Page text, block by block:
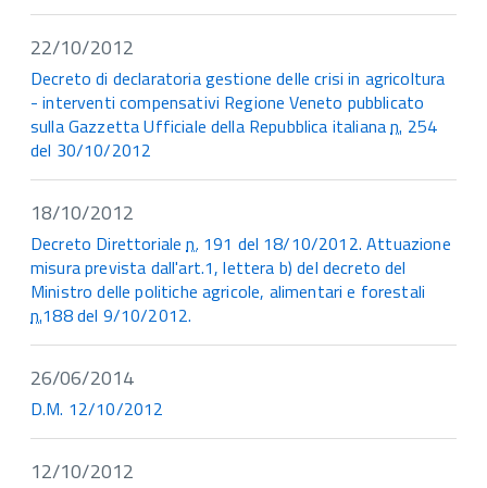
22/10/2012
Decreto di declaratoria gestione delle crisi in agricoltura
- interventi compensativi Regione Veneto pubblicato
sulla Gazzetta Ufficiale della Repubblica italianan. 254
del 30/10/2012
18/10/2012
Decreto Direttorialen. 191 del 18/10/2012. Attuazione
misura prevista dall'art.1, lettera b) del decreto del
Ministro delle politiche agricole, alimentari e forestali
n.188 del 9/10/2012.
26/06/2014
D.M. 12/10/2012
12/10/2012